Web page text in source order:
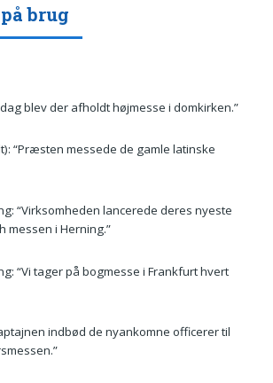
brug
blev der afholdt højmesse i domkirken.”
“Præsten messede de gamle latinske
“Virksomheden lancerede deres nyeste
messen i Herning.”
“Vi tager på bogmesse i Frankfurt hvert
indbød de nyankomne officerer til